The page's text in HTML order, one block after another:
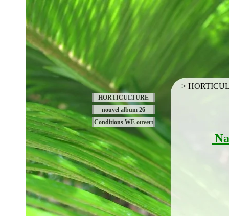
HORTICULTURE
nouvel album 26
Conditions WE ouvert
>